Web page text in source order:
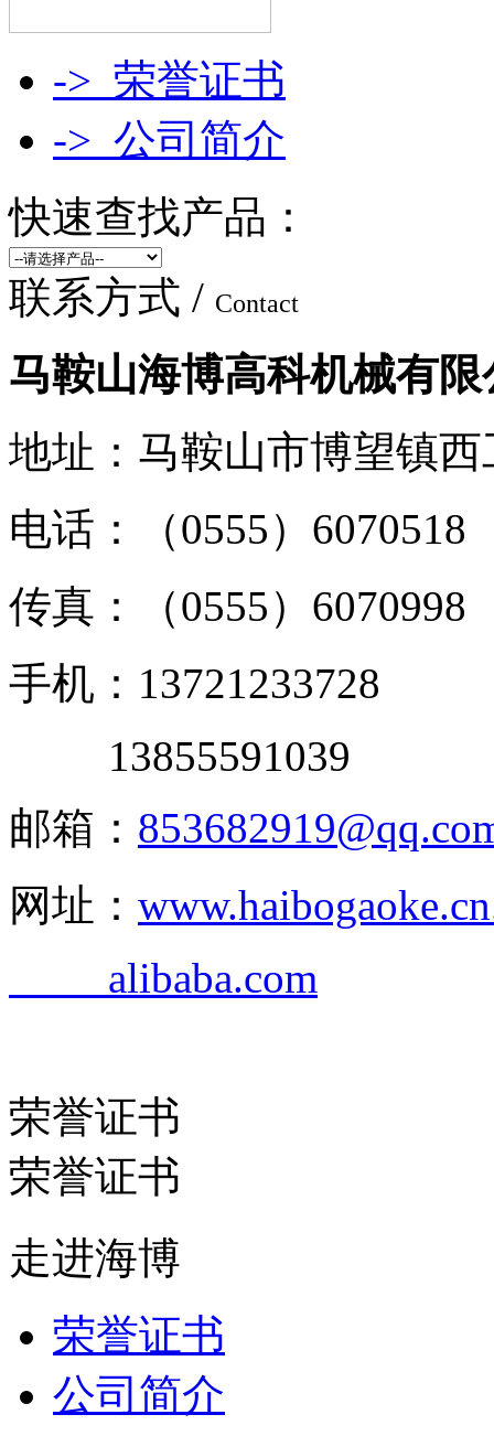
-> 荣誉证书
-> 公司简介
快速查找产品：
联系方式 / Contact
马鞍山海博高科机械有限
地址：马鞍山市博望镇西
电话：（0555）6070518
传真：（0555）6070998
手机：13721233728
13855591039
邮箱：
网址：
alibaba.com
荣誉证书
荣誉证书
走进海博
荣誉证书
公司简介